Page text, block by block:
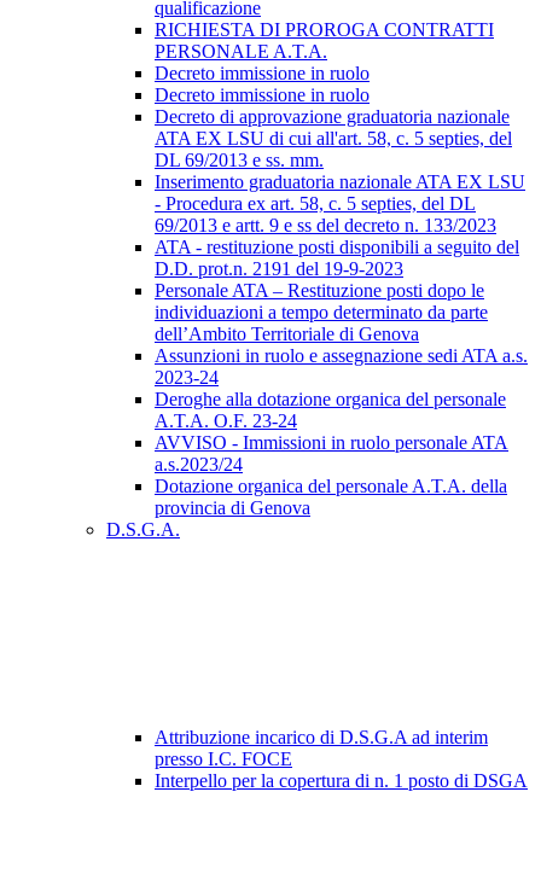
qualificazione
RICHIESTA DI PROROGA CONTRATTI
PERSONALE A.T.A.
Decreto immissione in ruolo
Decreto immissione in ruolo
Decreto di approvazione graduatoria nazionale
ATA EX LSU di cui all'art. 58, c. 5 septies, del
DL 69/2013 e ss. mm.
Inserimento graduatoria nazionale ATA EX LSU
- Procedura ex art. 58, c. 5 septies, del DL
69/2013 e artt. 9 e ss del decreto n. 133/2023
ATA - restituzione posti disponibili a seguito del
D.D. prot.n. 2191 del 19-9-2023
Personale ATA – Restituzione posti dopo le
individuazioni a tempo determinato da parte
dell’Ambito Territoriale di Genova
Assunzioni in ruolo e assegnazione sedi ATA a.s.
2023-24
Deroghe alla dotazione organica del personale
A.T.A. O.F. 23-24
AVVISO - Immissioni in ruolo personale ATA
a.s.2023/24
Dotazione organica del personale A.T.A. della
provincia di Genova
D.S.G.A.
Attribuzione incarico di D.S.G.A ad interim
presso I.C. FOCE
Interpello per la copertura di n. 1 posto di DSGA